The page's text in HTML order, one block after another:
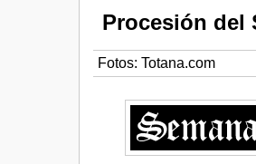
Procesión del
Fotos: Totana.com